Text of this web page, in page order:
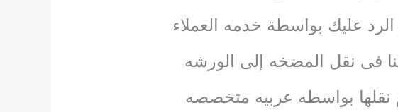
عليك بواسطة خدمه العملاء
فى نقل المضخه إلى الورشه
بواسطه عربيه متخصصه